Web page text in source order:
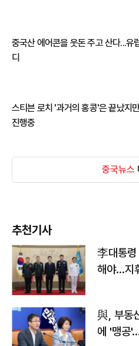
중국산 에어콘을 웃돈 주고 산다...유
디
스티븐 로치 '과거의 홍콩'은 끝났지
진행중
중국뉴스
추천기사
李대통
해야…지
與, 부동
에 '맹공